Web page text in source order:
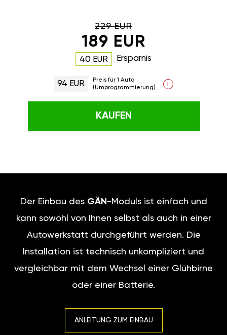
229 EUR
189 EUR
40 EUR Ersparnis
94 EUR
Preis für 1 Auto
(Umprogrammierung)
i
KAUFEN
Der Einbau des GÄN -Moduls ist einfach und
kann sowohl von Ihnen selbst als auch in einer
Autowerkstatt durchgeführt werden. Die
Installation ist technisch unkompliziert und
vergleichbar mit dem Wechsel einer Glühbirne
oder einer Batterie.
ANLEITUNG ZUM EINBAU